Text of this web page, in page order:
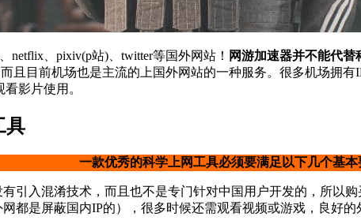
netflix、pixiv(p站)、twitter等国外网站！ 网游加速器并不能代替
且目前机场也是主流的上国外网站的一种服务。很多机场拥
影片使用。
具
一款优秀的科学上网工具必须要满足以下几个基本
引入混淆技术，而且也不是专门针对中国用户开发的，所以购
都是屏蔽国内IP的），很多时候还需观看视频或游戏，良好